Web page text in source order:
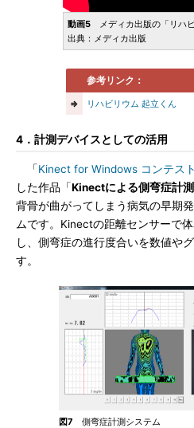
動画5 メディカ出版の「リハ
出典：メディカ出版
参考リンク：
⇒ リハビリウム 起立くん
4．計測デバイスとしての活用
「Kinect for Windows コンテス
した作品「Kinectによる側弯症計
背骨が曲がってしまう病気の早期
ムです。Kinectの距離センサーで
し、側弯症の進行度合いを数値や
す。
図7 側弯症計測システム